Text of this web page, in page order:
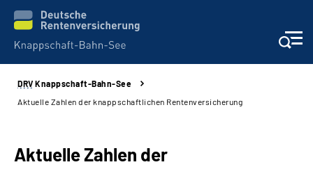
Aktuelles & Presse
DRV Knappschaft-Bahn-See
Aktuelle Zahlen der knappschaftlichen Rentenversicherung
Aktuelle Zahlen der